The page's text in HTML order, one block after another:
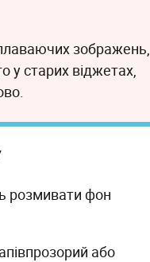
зображень,
у старих віджетах,
розмивати фон
або